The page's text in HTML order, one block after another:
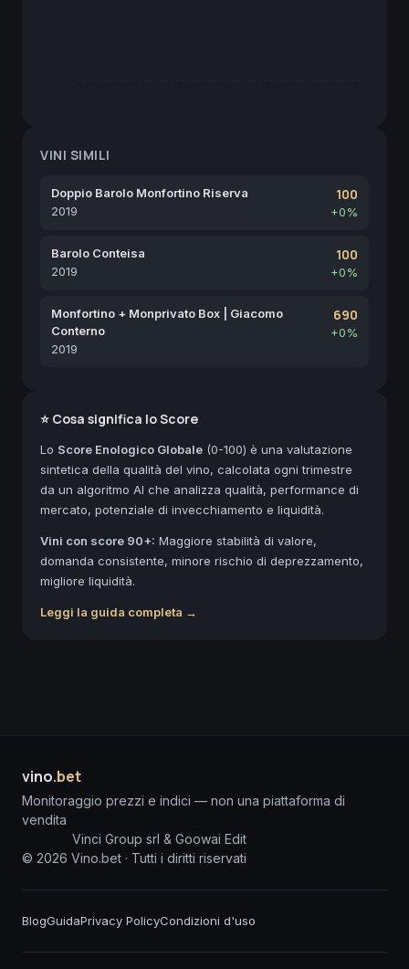
VINI SIMILI
Doppio Barolo Monfortino Riserva
2019
100
+0%
Barolo Conteisa
2019
100
+0%
Monfortino + Monprivato Box | Giacomo
Conterno
2019
690
+0%
⭐ Cosa significa lo Score
Lo Score Enologico Globale (0-100) è una valutazione
sintetica della qualità del vino, calcolata ogni trimestre
da un algoritmo AI che analizza qualità, performance di
mercato, potenziale di invecchiamento e liquidità.
Vini con score 90+: Maggiore stabilità di valore,
domanda consistente, minore rischio di deprezzamento,
migliore liquidità.
Leggi la guida completa →
vino.bet
Monitoraggio prezzi e indici — non una piattaforma di
vendita
Vinci Group srl & Goowai Edit
© 2026 Vino.bet · Tutti i diritti riservati
BlogGuidaPrivacy PolicyCondizioni d'uso